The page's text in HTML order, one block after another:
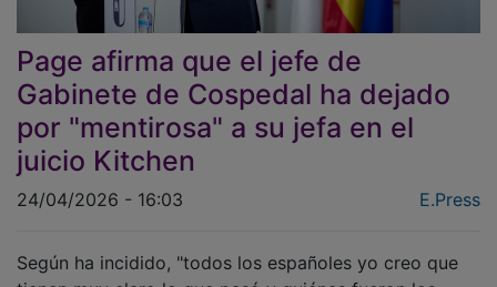
Page afirma que el jefe de
Gabinete de Cospedal ha dejado
por "mentirosa" a su jefa en el
juicio Kitchen
24/04/2026 - 16:03
tienen muy claro lo que pasó y quiénes fueron los